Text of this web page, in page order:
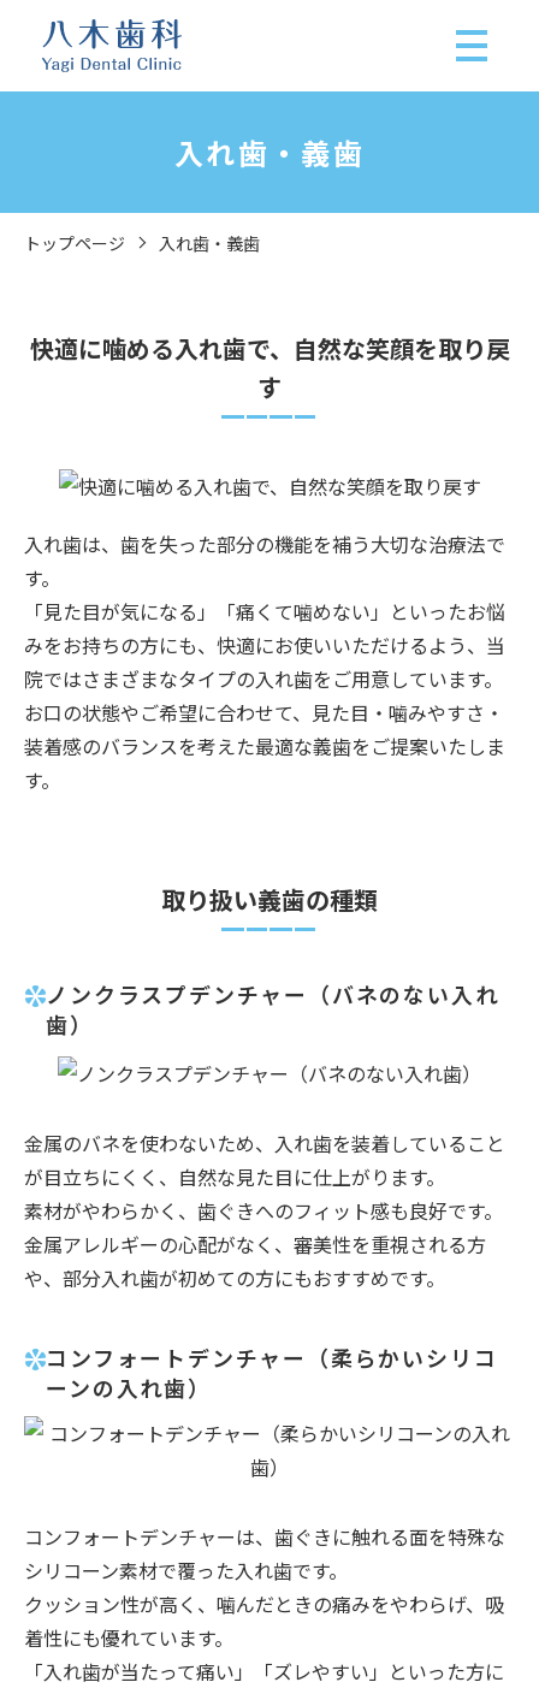
入れ歯・義歯
トップページ 入れ歯・義歯
快適に噛める入れ歯で、自然な笑顔を取り戻
す
入れ歯は、歯を失った部分の機能を補う大切な治療法で
す。
「見た目が気になる」「痛くて噛めない」といったお悩
みをお持ちの方にも、快適にお使いいただけるよう、当
院ではさまざまなタイプの入れ歯をご用意しています。
お口の状態やご希望に合わせて、見た目・噛みやすさ・
装着感のバランスを考えた最適な義歯をご提案いたしま
す。
取り扱い義歯の種類
ノンクラスプデンチャー（バネのない入れ
歯）
金属のバネを使わないため、入れ歯を装着していること
が目立ちにくく、自然な見た目に仕上がります。
素材がやわらかく、歯ぐきへのフィット感も良好です。
金属アレルギーの心配がなく、審美性を重視される方
や、部分入れ歯が初めての方にもおすすめです。
コンフォートデンチャー（柔らかいシリコ
ーンの入れ歯）
コンフォートデンチャーは、歯ぐきに触れる面を特殊な
シリコーン素材で覆った入れ歯です。
クッション性が高く、噛んだときの痛みをやわらげ、吸
着性にも優れています。
「入れ歯が当たって痛い」「ズレやすい」といった方に